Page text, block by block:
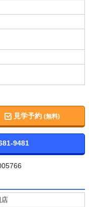
見学予約(無料)
9481
店